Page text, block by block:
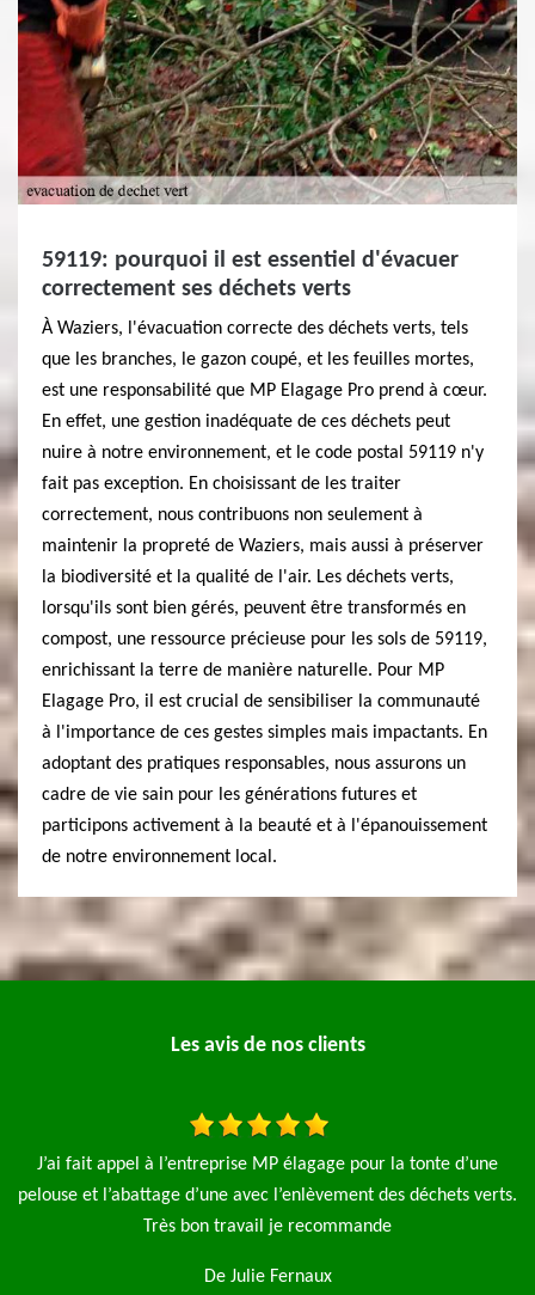
59119: pourquoi il est essentiel d'évacuer
correctement ses déchets verts
À Waziers, l'évacuation correcte des déchets verts, tels
que les branches, le gazon coupé, et les feuilles mortes,
est une responsabilité que MP Elagage Pro prend à cœur.
En effet, une gestion inadéquate de ces déchets peut
nuire à notre environnement, et le code postal 59119 n'y
fait pas exception. En choisissant de les traiter
correctement, nous contribuons non seulement à
maintenir la propreté de Waziers, mais aussi à préserver
la biodiversité et la qualité de l'air. Les déchets verts,
lorsqu'ils sont bien gérés, peuvent être transformés en
compost, une ressource précieuse pour les sols de 59119,
enrichissant la terre de manière naturelle. Pour MP
Elagage Pro, il est crucial de sensibiliser la communauté
à l'importance de ces gestes simples mais impactants. En
adoptant des pratiques responsables, nous assurons un
cadre de vie sain pour les générations futures et
participons activement à la beauté et à l'épanouissement
de notre environnement local.
Les avis de nos clients
Je fais appel à l'entreprise élagage pro pour l'élagage de 4
saules et aussi la pose d'une clôture de 90 m le travail a été fait
rapide et net je n'hésiterai pas à refaire appel à cette